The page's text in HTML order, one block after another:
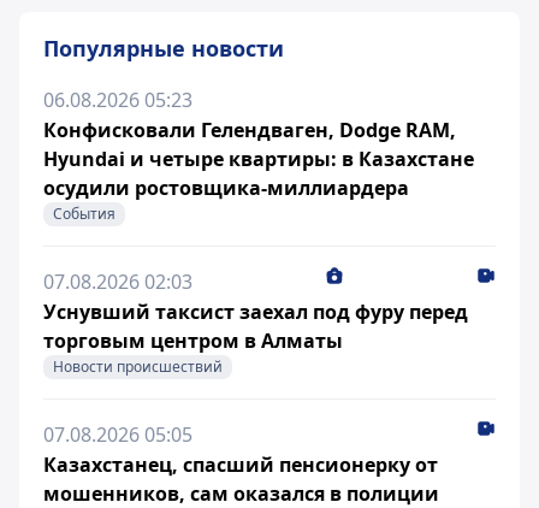
Популярные новости
06.08.2026 05:23
Конфисковали Гелендваген, Dodge RAM,
Hyundai и четыре квартиры: в Казахстане
осудили ростовщика-миллиардера
События
07.08.2026 02:03
Уснувший таксист заехал под фуру перед
торговым центром в Алматы
Новости происшествий
07.08.2026 05:05
Казахстанец, спасший пенсионерку от
мошенников, сам оказался в полиции